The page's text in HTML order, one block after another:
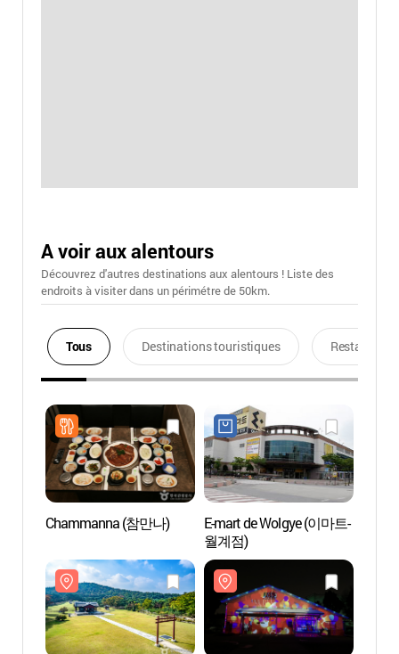
A voir aux alentours
Découvrez d'autres destinations aux alentours ! Liste des
endroits à visiter dans un périmétre de 50km.
Tous Destinations touristiques Restaurants
Chammanna (참만나)
E-mart de Wolgye (이마트-
월계점)